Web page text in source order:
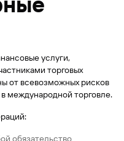
услуги,
торговых
от всевозможных рисков
международной торговле.
обязательство